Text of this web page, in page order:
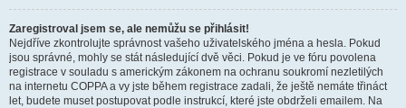
Zaregistroval jsem se, ale nemůžu se přihlásit!
Nejdříve zkontrolujte správnost vašeho uživatelského jména a hesla. Pokud
jsou správné, mohly se stát následující dvě věci. Pokud je ve fóru povolena
registrace v souladu s americkým zákonem na ochranu soukromí nezletilých
na internetu COPPA a vy jste během registrace zadali, že ještě nemáte třináct
let, budete muset postupovat podle instrukcí, které jste obdrželi emailem. Na